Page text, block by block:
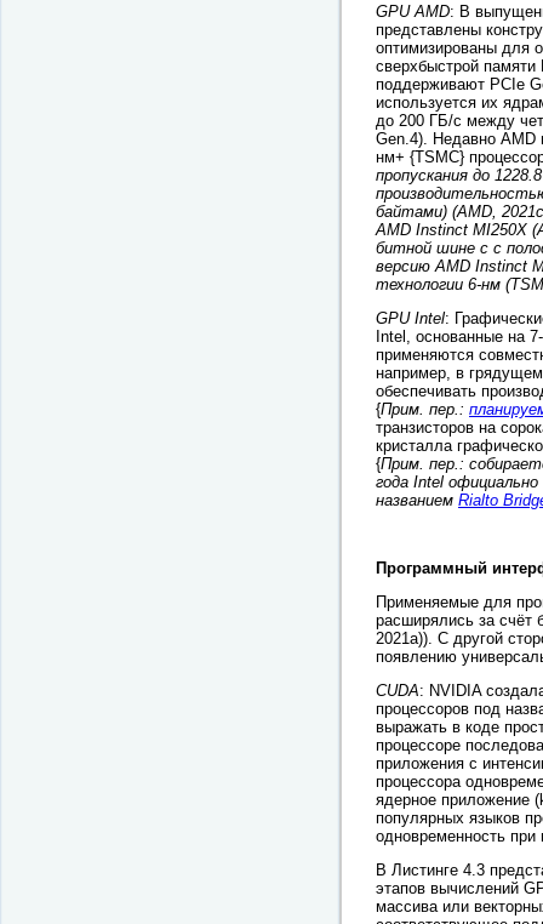
GPU AMD: В
представлены
оптимизированы для
сверхбыстрой
поддерживают PCIe
используется их
до 200 ГБ/с между
Gen.4). Недавно AMD
нм+ {TSMC}
пропускания до
байтами) (AMD,
AMD Instinct MI250X
битной шине c с
версию AMD Instinct
технологии 6-нм
GPU Intel:
Intel, основанные на
применяются
например, в
обеспечивать
{Прим. пер.:
транзисторов на
кристалла
{Прим. пер.:
года Intel
названием Rialto
Программный
Применяемые для
расширялись за счёт
2021a)). С другой
появлению
CUDA: NVIDIA
процессоров под
выражать в коде
процессоре
приложения с
процессора
ядерное приложение
популярных языков
одновременность
В Листинге 4.3
этапов вычислений
массива или